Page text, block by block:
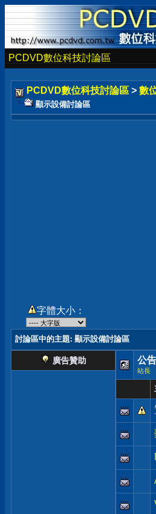
PCDVD數位科技討論區
PCDVD數位科技討論區 > 數
顯示設備討論區
字體大小：
討論區中的主題: 顯示設備討論區
廣告贊助 公
站長